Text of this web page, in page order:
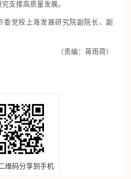
支撑高质量发展。
委党校上海发展研究院副院长、副
（责编：蒋雨荷）
维码分享到手机